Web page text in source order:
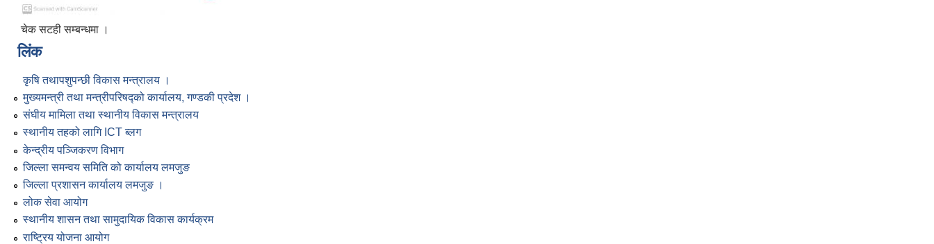
चेक सटही सम्बन्धमा ।
लिंक
कृषि तथापशुपन्छी विकास मन्त्रालय ।
मुख्यमन्त्री तथा मन्त्रीपरिषद्को कार्यालय, गण्डकी प्रदेश ।
संघीय मामिला तथा स्थानीय विकास मन्त्रालय
स्थानीय तहको लागि ICT ब्लग
केन्द्रीय पञ्जिकरण विभाग
जिल्ला समन्वय समिति को कार्यालय लमजुङ
जिल्ला प्रशासन कार्यालय लमजुङ ।
लोक सेवा आयोग
स्थानीय शासन तथा सामुदायिक विकास कार्यक्रम
राष्ट्रिय योजना आयोग